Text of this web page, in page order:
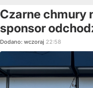
Czarne chmury
sponsor
Dodano: wczoraj 22:58